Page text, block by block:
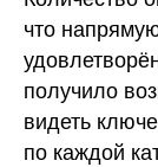
что
получило
видеть
по каждой